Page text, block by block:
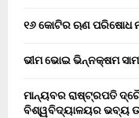
୧୬ କୋଟିର ଋଣ ପରିଷୋଧ
ଭୀମ ଭୋଇ ଭିନ୍ନକ୍ଷମ
ମାନ୍ୟବର ରାଷ୍ଟ୍ରପତି
ବିଶ୍ୱବିଦ୍ୟାଳୟର ଭବ୍ୟ